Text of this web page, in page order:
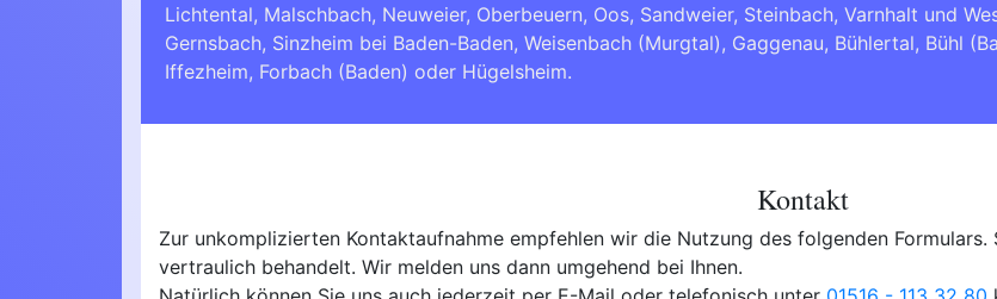
Lichtental, Malschbach, Neuweier, Oberbeuern, Oos, Sandweier, Steinbach, Varnhalt und
Gernsbach, Sinzheim bei Baden-Baden, Weisenbach (Murgtal) , Gaggenau, Bühlertal, Bühl
Iffezheim, Forbach (Baden) oder Hügelsheim.
Kontakt
Zur unkomplizierten Kontaktaufnahme empfehlen wir die Nutzung des folgenden
vertraulich behandelt. Wir melden uns dann umgehend bei Ihnen.